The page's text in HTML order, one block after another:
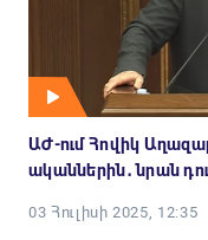
ԱԺ-ում Հովիկ
ականներին․ նրան
03 Հուլիսի 2025, 12:35